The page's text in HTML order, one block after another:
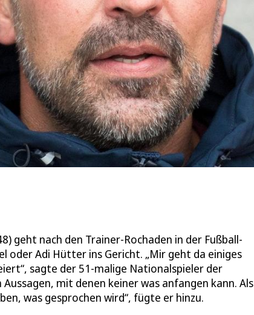
geht nach den Trainer-Rochaden in der Fußball-
oder Adi Hütter ins Gericht. „Mir geht da einiges
sagte der 51-malige Nationalspieler der
mit denen keiner was anfangen kann. Als
was gesprochen wird“, fügte er hinzu.